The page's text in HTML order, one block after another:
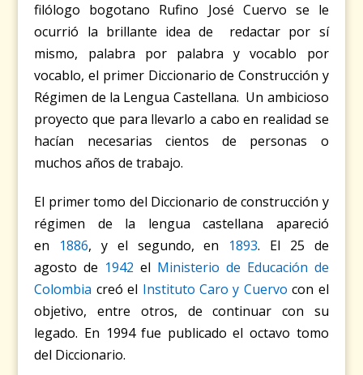
filólogo bogotano Rufino José Cuervo se le
ocurrió la brillante idea de redactar por sí
mismo, palabra por palabra y vocablo por
vocablo, el primer Diccionario de Construcción y
Régimen de la Lengua Castellana. Un ambicioso
proyecto que para llevarlo a cabo en realidad se
hacían necesarias cientos de personas o
muchos años de trabajo.
El primer tomo del Diccionario de construcción y
régimen de la lengua castellana apareció
en 1886, y el segundo, en 1893. El 25 de
agosto de 1942 el Ministerio de Educación de
Colombia creó el Instituto Caro y Cuervo con el
objetivo, entre otros, de continuar con su
legado. En 1994 fue publicado el octavo tomo
del Diccionario.